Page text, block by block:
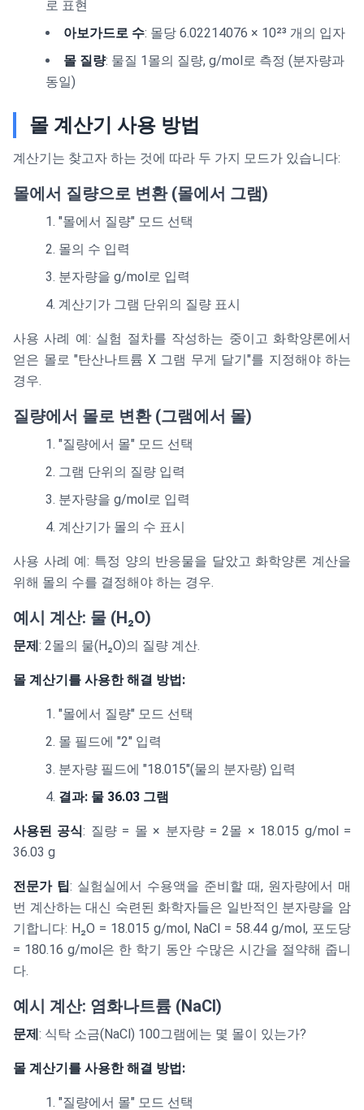
로 표현
아보가드로 수: 몰당 6.02214076 × 10²³ 개의 입자
몰 질량: 물질 1몰의 질량, g/mol로 측정 (분자량과
동일)
몰 계산기 사용 방법
계산기는 찾고자 하는 것에 따라 두 가지 모드가 있습니다:
몰에서 질량으로 변환 (몰에서 그램)
"몰에서 질량" 모드 선택
몰의 수 입력
분자량을 g/mol로 입력
계산기가 그램 단위의 질량 표시
사용 사례 예: 실험 절차를 작성하는 중이고 화학양론에서
얻은 몰로 "탄산나트륨 X 그램 무게 달기"를 지정해야 하는
경우.
질량에서 몰로 변환 (그램에서 몰)
"질량에서 몰" 모드 선택
그램 단위의 질량 입력
분자량을 g/mol로 입력
계산기가 몰의 수 표시
사용 사례 예: 특정 양의 반응물을 달았고 화학양론 계산을
위해 몰의 수를 결정해야 하는 경우.
예시 계산: 물 (H₂O)
문제: 2몰의 물(H₂O)의 질량 계산.
몰 계산기를 사용한 해결 방법:
"몰에서 질량" 모드 선택
몰 필드에 "2" 입력
분자량 필드에 "18.015"(물의 분자량) 입력
결과: 물 36.03 그램
사용된 공식: 질량 = 몰 × 분자량 = 2몰 × 18.015 g/mol =
36.03 g
전문가 팁: 실험실에서 수용액을 준비할 때, 원자량에서 매
번 계산하는 대신 숙련된 화학자들은 일반적인 분자량을 암
기합니다: H₂O = 18.015 g/mol, NaCl = 58.44 g/mol, 포도당
= 180.16 g/mol은 한 학기 동안 수많은 시간을 절약해 줍니
다.
예시 계산: 염화나트륨 (NaCl)
문제: 식탁 소금(NaCl) 100그램에는 몇 몰이 있는가?
몰 계산기를 사용한 해결 방법:
"질량에서 몰" 모드 선택